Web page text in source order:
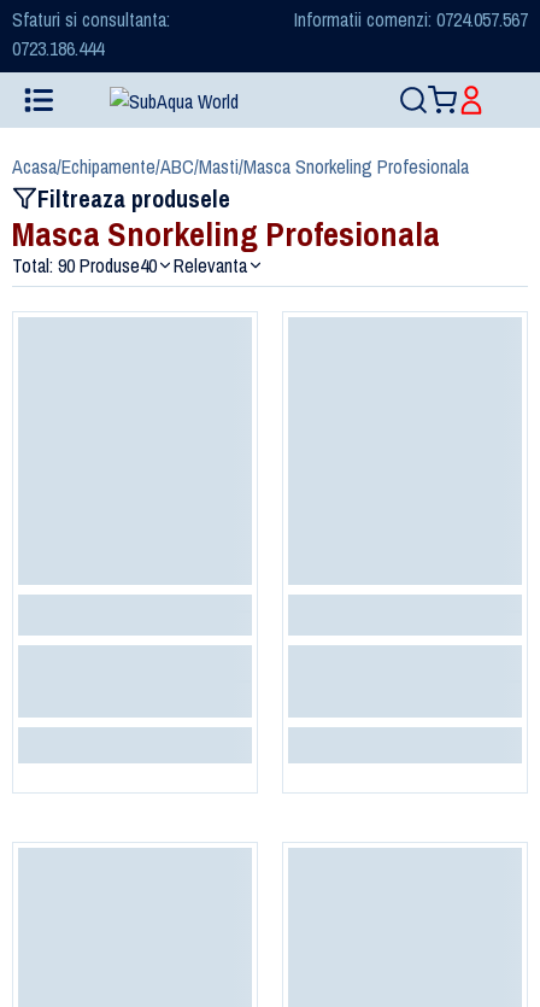
Sfaturi si consultanta:
0723.186.444
Informatii comenzi: 0724.057.567
Acasa/Echipamente/ABC/Masti/Masca Snorkeling Profesionala
Filtreaza produsele
Masca Snorkeling Profesionala
Total: 90 Produse40 Relevanta